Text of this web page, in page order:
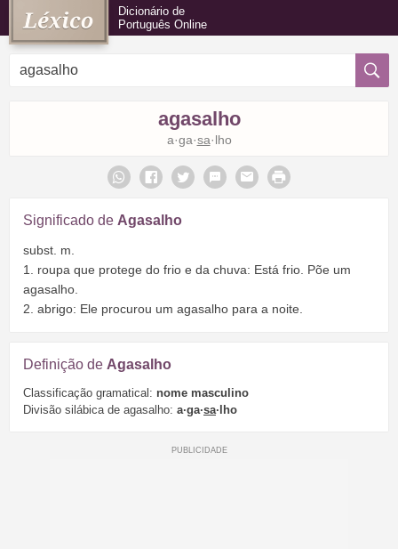
Dicionário de
Português Online
agasalho
a·ga·sa·lho
Significado de Agasalho
subst. m.
1. roupa que protege do frio e da chuva: Está frio. Põe um
agasalho.
2. abrigo: Ele procurou um agasalho para a noite.
Definição de Agasalho
Classificação gramatical: nome masculino
Divisão silábica de agasalho: a·ga·sa·lho